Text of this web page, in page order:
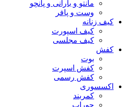
مانتو و بارانی و پانچو
وست و پافر
کیف زنانه
کیف اسپورت
کیف مجلسی
کفش
بوت
کفش اسپرت
کفش رسمی
اکسسوری
کمربند
جوراب